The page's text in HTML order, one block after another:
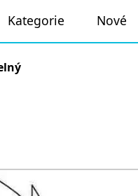
Kategorie Nové